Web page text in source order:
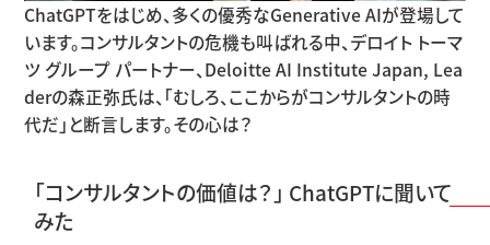
ChatGPTをはじめ、多くの優秀なGenerative AIが登場して
います。コンサルタントの危機も叫ばれる中、デロイト トーマ
ツ グループ パートナー、Deloitte AI Institute Japan, Lea
derの森正弥氏は、「むしろ、ここからがコンサルタントの時
代だ」と断言します。その心は？
「コンサルタントの価値は？」 ChatGPTに聞いて
みた